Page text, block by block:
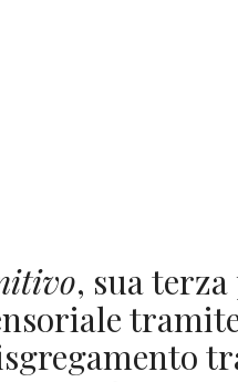
, sua